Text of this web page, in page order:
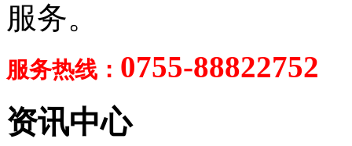
服务。
服务热线： 0755-88822752
资讯中心